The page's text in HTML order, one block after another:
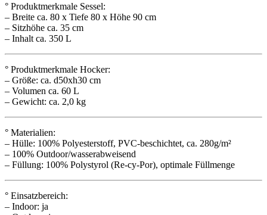
° Produktmerkmale Sessel:
– Breite ca. 80 x Tiefe 80 x Höhe 90 cm
– Sitzhöhe ca. 35 cm
– Inhalt ca. 350 L
° Produktmerkmale Hocker:
– Größe: ca. d50xh30 cm
– Volumen ca. 60 L
– Gewicht: ca. 2,0 kg
° Materialien:
– Hülle: 100% Polyesterstoff, PVC-beschichtet, ca. 280g/m²
– 100% Outdoor/wasserabweisend
– Füllung: 100% Polystyrol (Re-cy-Por), optimale Füllmenge
° Einsatzbereich:
– Indoor: ja